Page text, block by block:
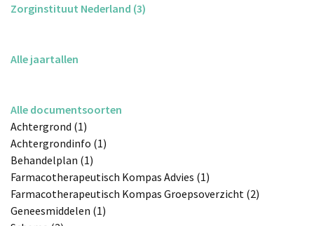
Zorginstituut Nederland (3)
Alle jaartallen
Alle documentsoorten
Achtergrond (1)
Achtergrondinfo (1)
Behandelplan (1)
Farmacotherapeutisch Kompas Advies (1)
Farmacotherapeutisch Kompas Groepsoverzicht (2)
Geneesmiddelen (1)